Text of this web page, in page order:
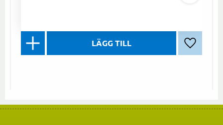
Lägg till